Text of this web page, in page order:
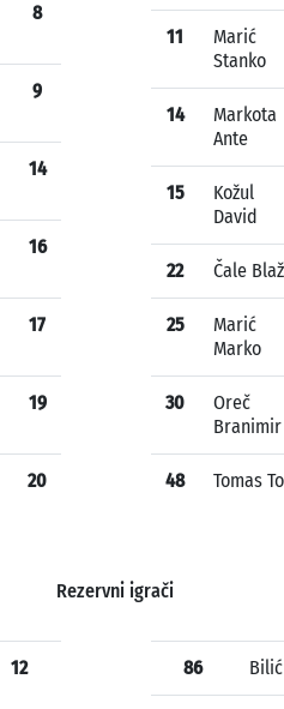
8
9
14
16
17
19
20
11
Marić
Stanko
14
Markota
Ante
15
Kožul
David
22 Čale Blaž
25
Marić
Marko
30
Oreč
Branimir
48 Tomas
Rezervni igrači
12 86